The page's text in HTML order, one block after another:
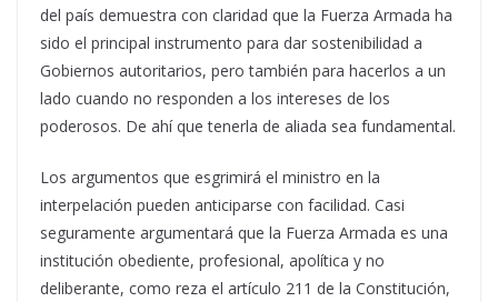
del país demuestra con claridad que la Fuerza Armada ha
sido el principal instrumento para dar sostenibilidad a
Gobiernos autoritarios, pero también para hacerlos a un
lado cuando no responden a los intereses de los
poderosos. De ahí que tenerla de aliada sea fundamental.
Los argumentos que esgrimirá el ministro en la
interpelación pueden anticiparse con facilidad. Casi
seguramente argumentará que la Fuerza Armada es una
institución obediente, profesional, apolítica y no
deliberante, como reza el artículo 211 de la Constitución,